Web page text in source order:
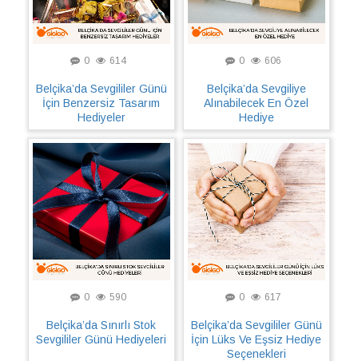
0 614
Belçika’da Sevgililer Günü
İçin Benzersiz Tasarım
Hediyeler
0 606
Belçika’da Sevgiliye
Alınabilecek En Özel
Hediye
0 590
Belçika’da Sınırlı Stok
Sevgililer Günü Hediyeleri
0 617
Belçika’da Sevgililer Günü
İçin Lüks Ve Eşsiz Hediye
Seçenekleri